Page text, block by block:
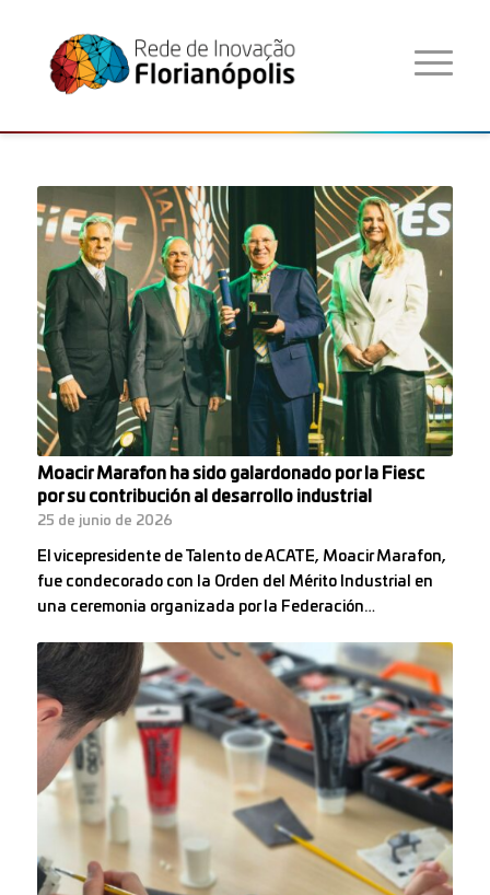
Moacir Marafon ha sido galardonado por la Fiesc
por su contribución al desarrollo industrial
25 de junio de 2026
El vicepresidente de Talento de ACATE, Moacir Marafon,
fue condecorado con la Orden del Mérito Industrial en
una ceremonia organizada por la Federación…